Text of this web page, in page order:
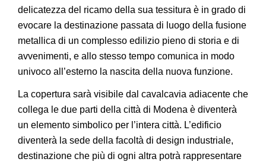
delicatezza del ricamo della sua tessitura è in grado di
evocare la destinazione passata di luogo della fusione
metallica di un complesso edilizio pieno di storia e di
avvenimenti, e allo stesso tempo comunica in modo
univoco all’esterno la nascita della nuova funzione.
La copertura sarà visibile dal cavalcavia adiacente che
collega le due parti della città di Modena è diventerà
un elemento simbolico per l’intera città. L’edificio
diventerà la sede della facoltà di design industriale,
destinazione che più di ogni altra potrà rappresentare